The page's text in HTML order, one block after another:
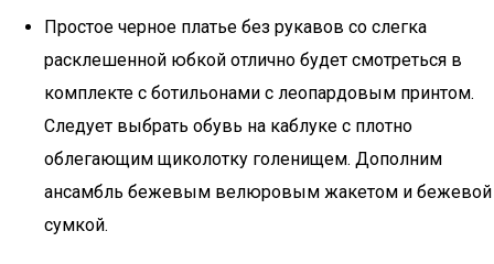
Простое черное платье без рукавов со слегка
расклешенной юбкой отлично будет смотреться в
комплекте с ботильонами с леопардовым принтом.
Следует выбрать обувь на каблуке с плотно
облегающим щиколотку голенищем. Дополним
ансамбль бежевым велюровым жакетом и бежевой
сумкой.